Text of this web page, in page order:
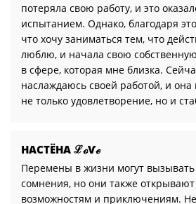
потеряла свою работу, и это
испытанием. Однако, благодаря
что хочу заниматься тем, что
люблю, и начала свою
в сфере, которая мне близка.
наслаждаюсь своей работой, и
не только удовлетворение, но и
НАСТЁНА ℒℴѴℯ
Перемены в жизни могут вызывать
сомнения, но они также
возможностям и приключениям.